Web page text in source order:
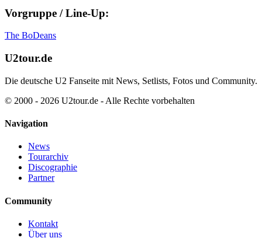
Vorgruppe / Line-Up:
The BoDeans
U2tour.de
Die deutsche U2 Fanseite mit News, Setlists, Fotos und Community.
© 2000 - 2026 U2tour.de - Alle Rechte vorbehalten
Navigation
News
Tourarchiv
Discographie
Partner
Community
Kontakt
Über uns